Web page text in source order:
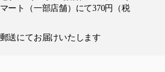
ート（一部店舗）にて370円（税
送にてお届けいたします